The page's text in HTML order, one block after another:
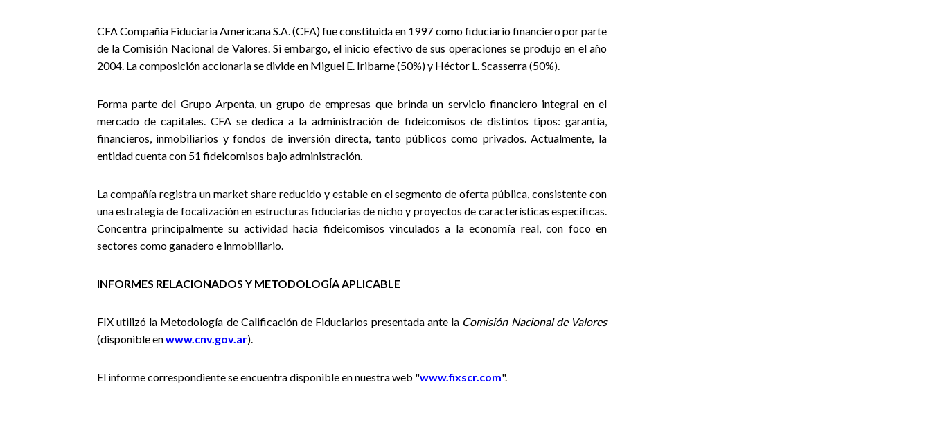
CFA Compañía Fiduciaria Americana S.A. (CFA) fue constituida en 1997 como fiduciario financiero por parte
de la Comisión Nacional de Valores. Si embargo, el inicio efectivo de sus operaciones se produjo en el año
2004. La composición accionaria se divide en Miguel E. Iribarne (50%) y Héctor L. Scasserra (50%).
Forma parte del Grupo Arpenta, un grupo de empresas que brinda un servicio financiero integral en el
mercado de capitales. CFA se dedica a la administración de fideicomisos de distintos tipos: garantía,
financieros, inmobiliarios y fondos de inversión directa, tanto públicos como privados. Actualmente, la
entidad cuenta con 51 fideicomisos bajo administración.
La compañía registra un market share reducido y estable en el segmento de oferta pública, consistente con
una estrategia de focalización en estructuras fiduciarias de nicho y proyectos de características específicas.
Concentra principalmente su actividad hacia fideicomisos vinculados a la economía real, con foco en
sectores como ganadero e inmobiliario.
INFORMES RELACIONADOS Y METODOLOGÍA APLICABLE
FIXutilizó la Metodología de Calificación de Fiduciarios presentada ante la Comisión Nacional de Valores
(disponible enwww.cnv.gov.ar).
El informe correspondiente se encuentra disponible en nuestra web "www.fixscr.com".